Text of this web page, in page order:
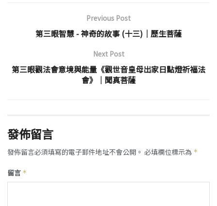
Previous Post
第三眼智慧 - 神奇的故事 (十三)│歷生菩薩
Next Post
第三眼觀法會意境與能量《觀世音皇母出家日點燈祈福法
會》│聞真菩薩
發佈留言
發佈留言必須填寫的電子郵件地址不會公開。 必填欄位標示為 *
留言 *